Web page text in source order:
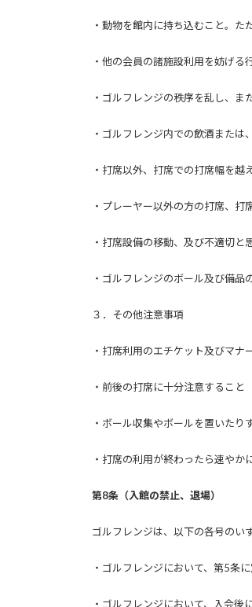
・動物を館内に持ち込むこと。た
・他の会員の諸施設利用を妨げる
・ゴルフレンジの秩序を乱し、
・ゴルフレンジ内での飲酒または
・打席以外、打席での打席幅を越
・プレーヤー以外の方の打席、打
・打席設備の移動、及び不適切と
・ゴルフレンジのボール及び備品
３．その他注意事項
・打席利用のエチケット及びマナ
・前後の打席に十分注意すること
・ボール収集やボールを置いたり
・打席の利用が終わったら速やか
第8条（入館の禁止、退場）
ゴルフレンジは、以下の各号のい
・ゴルフレンジにおいて、第5条
・ゴルフレンジにおいて、入会後